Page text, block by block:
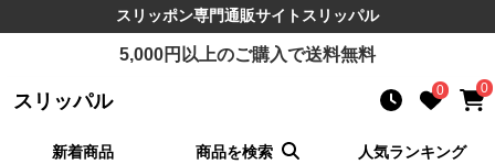
スリッポン専門通販サイト スリッパル
5,000円以上のご購入で送料無料
スリッパル 0 0
新着商品 商品を検索 人気ランキング